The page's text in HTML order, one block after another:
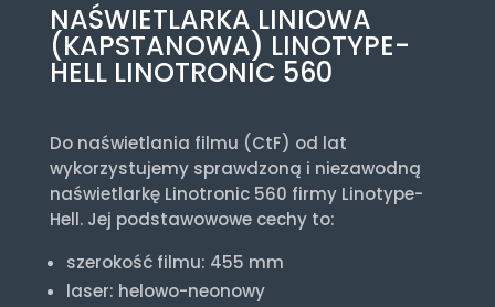
NAŚWIETLARKA LINIOWA
(KAPSTANOWA) LINOTYPE-
HELL LINOTRONIC 560
Do naświetlania filmu (CtF) od lat
wykorzystujemy sprawdzoną i niezawodną
naświetlarkę Linotronic 560 firmy Linotype-
Hell. Jej podstawowowe cechy to:
szerokość filmu: 455 mm
laser: helowo-neonowy